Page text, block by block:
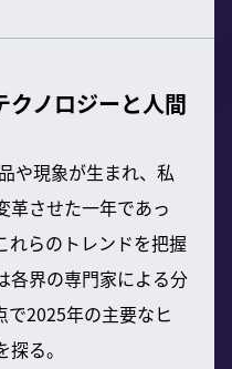
ノロジーと人間
や現象が生まれ、私
革させた一年であっ
れらのトレンドを把握
各界の専門家による分
で2025年の主要なヒ
る。